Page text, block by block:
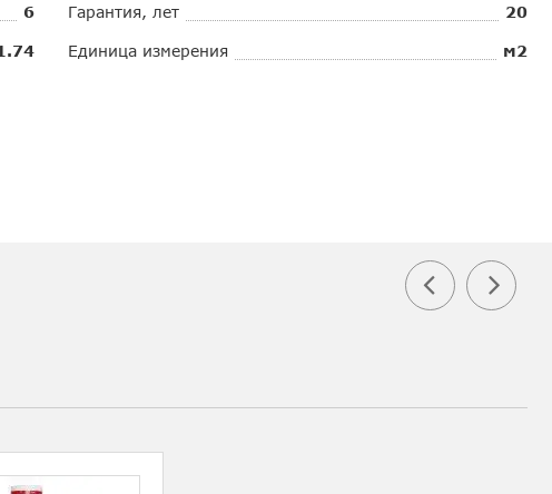
6 Гарантия, лет 20
Единица измерения м2